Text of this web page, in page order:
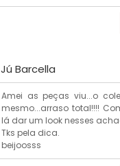
Jú Barcella
Amei as peças viu...o
mesmo...arraso total!!!!
lá dar um look nesses
Tks pela dica.
beijoosss